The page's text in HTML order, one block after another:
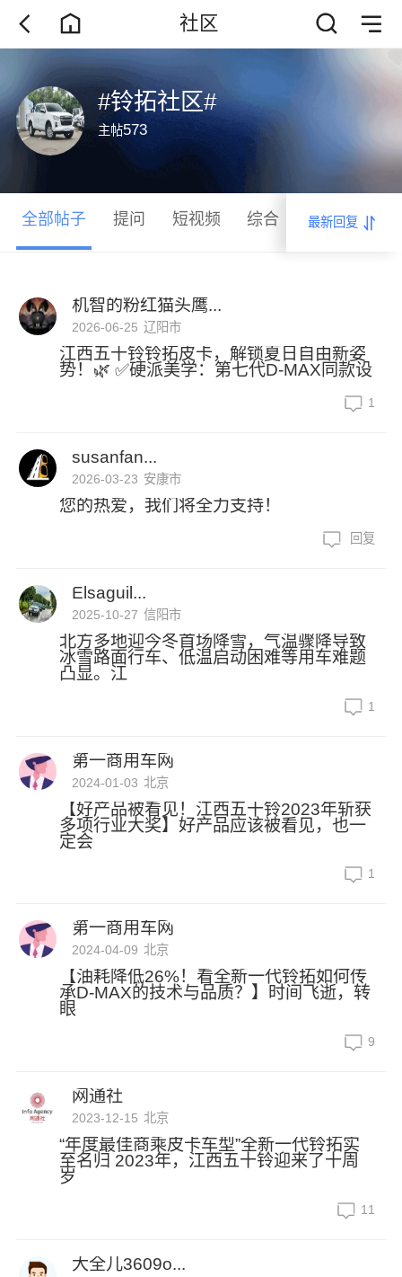
社区
#铃拓社区#
主帖573
全部帖子 提问 短视频 综合 最新回复
机智的粉红猫头鹰...
2026-06-25 辽阳市
江西五十铃铃拓皮卡，解锁夏日自由新姿
势！🌿 ✅硬派美学：第七代D-MAX同款设
1
susanfan...
2026-03-23 安康市
您的热爱，我们将全力支持！
回复
Elsaguil...
2025-10-27 信阳市
北方多地迎今冬首场降雪，气温骤降导致
冰雪路面行车、低温启动困难等用车难题
凸显。江
1
第一商用车网
2024-01-03 北京
【好产品被看见！江西五十铃2023年斩获
多项行业大奖】好产品应该被看见，也一
定会
1
第一商用车网
2024-04-09 北京
【油耗降低26%！看全新一代铃拓如何传
承D-MAX的技术与品质？】时间飞逝，转
眼
9
网通社
2023-12-15 北京
“年度最佳商乘皮卡车型”全新一代铃拓实
至名归 2023年，江西五十铃迎来了十周
岁
11
大全儿3609o...